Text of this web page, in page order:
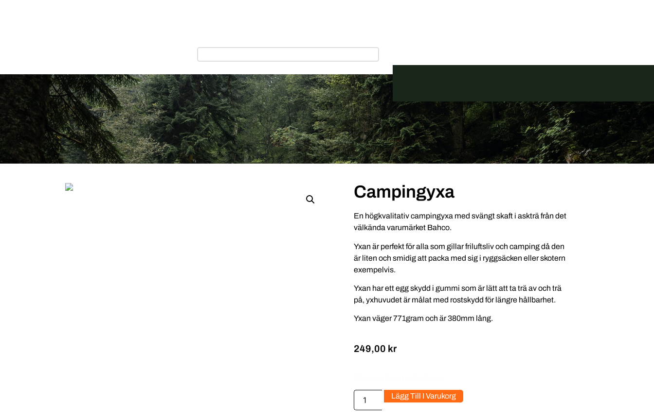
Campingyxa
En högkvalitativ campingyxa med svängt skaft i askträ från det
välkända varumärket Bahco.
Yxan är perfekt för alla som gillar friluftsliv och camping då den
är liten och smidig att packa med sig i ryggsäcken eller skotern
exempelvis.
Yxan har ett egg skydd i gummi som är lätt att ta trä av och trä
på, yxhuvudet är målat med rostskydd för längre hållbarhet.
Yxan väger 771gram och är 380mm lång.
249,00 kr
Lägg Till I Varukorg